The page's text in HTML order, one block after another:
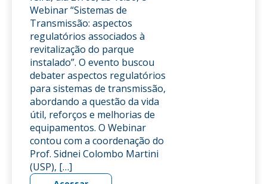
Webinar “Sistemas de
Transmissão: aspectos
regulatórios associados à
revitalização do parque
instalado”. O evento buscou
debater aspectos regulatórios
para sistemas de transmissão,
abordando a questão da vida
útil, reforços e melhorias de
equipamentos. O Webinar
contou com a coordenação do
Prof. Sidnei Colombo Martini
(USP), […]